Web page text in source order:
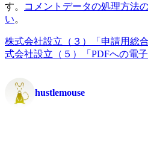
す。
コメントデータの処理方法
い。
株式会社設立（３）「申請用総
式会社設立（５）「PDFへの電子
hustlemouse